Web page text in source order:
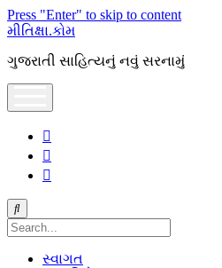
Press "Enter" to skip to content
મીતિક્ષા.કોમ
ગુજરાતી સાહિત્યનું નવું સરનામું
Search
સ્વાગત